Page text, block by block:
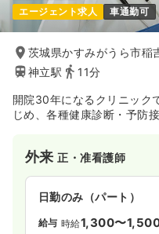
エージェント求人 車通勤可
茨城県かすみがうら市稲
神立駅
11分
開院30年になるクリニック
じめ、各種健康診断・予防
外来正・准看護師
日勤のみ（パート）
給与 時給1,300〜